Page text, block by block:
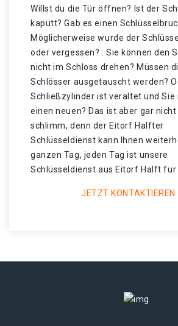
Willst du die Tür öffnen? Ist der
kaputt? Gab es einen
Möglicherweise wurde der
oder vergessen? . Sie können den
nicht im Schloss drehen? Müssen
Schlösser ausgetauscht werden?
Schließzylinder ist veraltet und Sie
einen neuen? Das ist aber gar nicht
schlimm, denn der Eitorf Halfter
Schlüsseldienst kann Ihnen
ganzen Tag, jeden Tag ist unsere
Schlüsseldienst aus Eitorf Halft für
JETZT KONTAKTIEREN